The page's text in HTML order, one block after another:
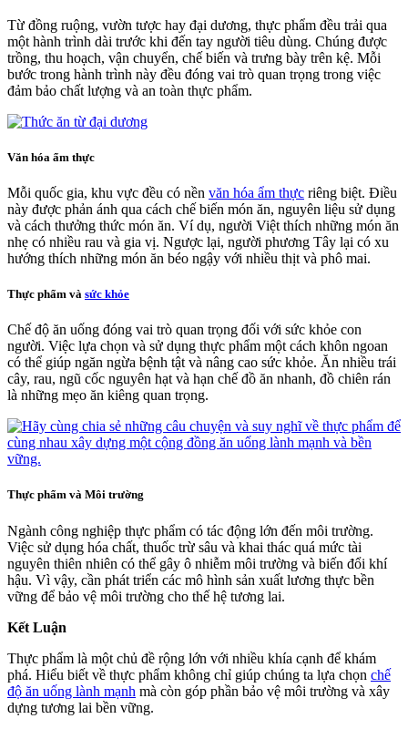
Từ đồng ruộng, vườn tược hay đại dương, thực phẩm đều trải qua
một hành trình dài trước khi đến tay người tiêu dùng. Chúng được
trồng, thu hoạch, vận chuyển, chế biến và trưng bày trên kệ. Mỗi
bước trong hành trình này đều đóng vai trò quan trọng trong việc
đảm bảo chất lượng và an toàn thực phẩm.
Văn hóa ẩm thực
Mỗi quốc gia, khu vực đều có nền văn hóa ẩm thực riêng biệt. Điều
này được phản ánh qua cách chế biến món ăn, nguyên liệu sử dụng
và cách thưởng thức món ăn. Ví dụ, người Việt thích những món ăn
nhẹ có nhiều rau và gia vị. Ngược lại, người phương Tây lại có xu
hướng thích những món ăn béo ngậy với nhiều thịt và phô mai.
Thực phẩm và sức khỏe
Chế độ ăn uống đóng vai trò quan trọng đối với sức khỏe con
người. Việc lựa chọn và sử dụng thực phẩm một cách khôn ngoan
có thể giúp ngăn ngừa bệnh tật và nâng cao sức khỏe. Ăn nhiều trái
cây, rau, ngũ cốc nguyên hạt và hạn chế đồ ăn nhanh, đồ chiên rán
là những mẹo ăn kiêng quan trọng.
Thực phẩm và Môi trường
Ngành công nghiệp thực phẩm có tác động lớn đến môi trường.
Việc sử dụng hóa chất, thuốc trừ sâu và khai thác quá mức tài
nguyên thiên nhiên có thể gây ô nhiễm môi trường và biến đổi khí
hậu. Vì vậy, cần phát triển các mô hình sản xuất lương thực bền
vững để bảo vệ môi trường cho thế hệ tương lai.
Kết Luận
Thực phẩm là một chủ đề rộng lớn với nhiều khía cạnh để khám
phá. Hiểu biết về thực phẩm không chỉ giúp chúng ta lựa chọn chế
độ ăn uống lành mạnh mà còn góp phần bảo vệ môi trường và xây
dựng tương lai bền vững.